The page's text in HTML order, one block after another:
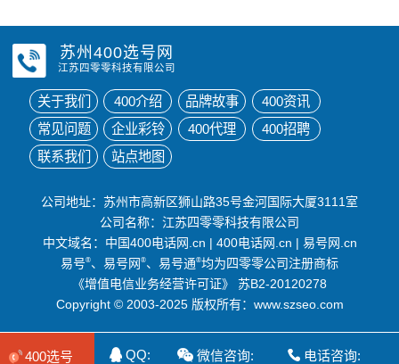
苏州400选号网
江苏四零零科技有限公司
关于我们 400介绍 品牌故事
400资讯
常见问题
企业彩铃 400代理
400招聘
联系我们
站点地图
公司地址：苏州市高新区狮山路35号金河国际大厦3111室
公司名称：江苏四零零科技有限公司
中文域名： 中国400电话网.cn | 400电话网.cn | 易号网.cn
易号®、易号网®、易号通®均为四零零公司注册商标
《增值电信业务经营许可证》
苏B2-20120278
Copyright © 2003-2025 版权所有：www.szseo.com
400选号 QQ: 微信咨询: 电话咨询: